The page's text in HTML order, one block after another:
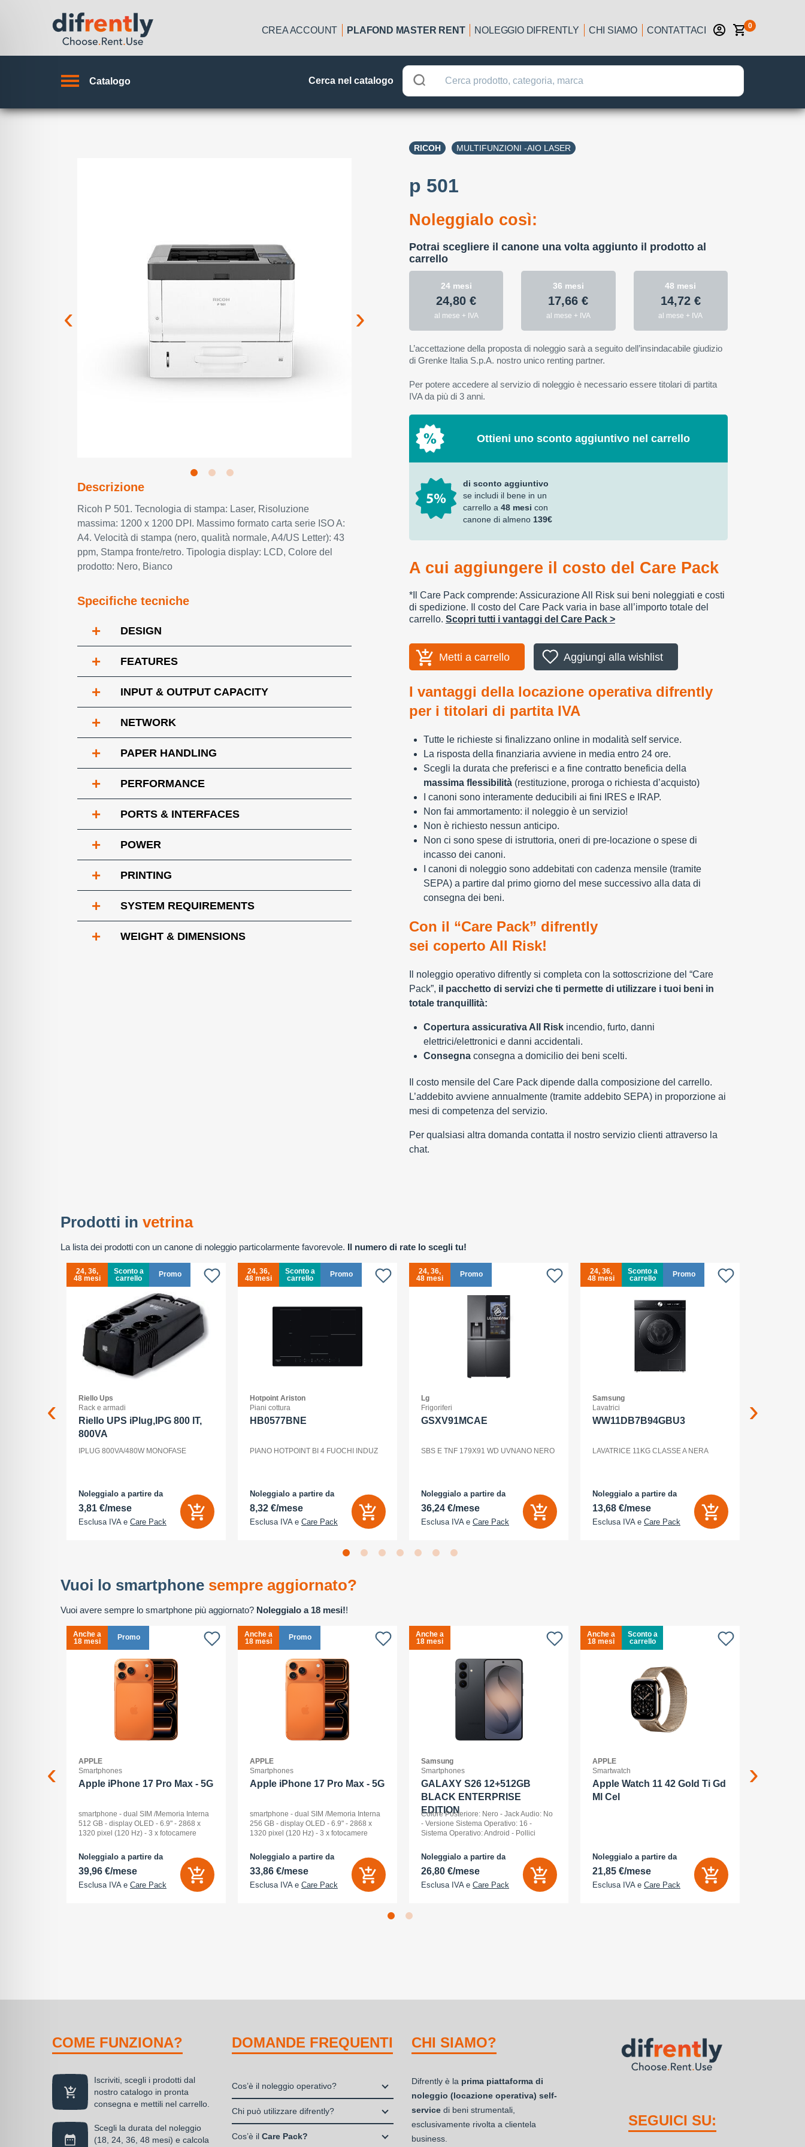
CREA ACCOUNT PLAFOND MASTER RENT NOLEGGIO DIFRENTLY CHI SIAMO CONTATTACI 0
Catalogo Cerca nel catalogo
Descrizione
Ricoh P 501. Tecnologia di stampa: Laser, Risoluzione
massima: 1200 x 1200 DPI. Massimo formato carta serie ISO A:
A4. Velocità di stampa (nero, qualità normale, A4/US Letter): 43
ppm, Stampa fronte/retro. Tipologia display: LCD, Colore del
prodotto: Nero, Bianco
Specifiche tecniche
+ DESIGN
+ FEATURES
+ INPUT & OUTPUT CAPACITY
+ NETWORK
+ PAPER HANDLING
+ PERFORMANCE
+ PORTS & INTERFACES
+ POWER
+ PRINTING
+ SYSTEM REQUIREMENTS
+ WEIGHT & DIMENSIONS
RICOH MULTIFUNZIONI -AIO LASER
p 501
Noleggialo così:
Potrai scegliere il canone una volta aggiunto il prodotto al
carrello
24 mesi
24,80 €
al mese + IVA
36 mesi
17,66 €
al mese + IVA
48 mesi
14,72 €
al mese + IVA
L’accettazione della proposta di noleggio sarà a seguito dell’insindacabile giudizio
di Grenke Italia S.p.A. nostro unico renting partner.
Per potere accedere al servizio di noleggio è necessario essere titolari di partita
IVA da più di 3 anni.
Ottieni uno sconto aggiuntivo nel carrello
di sconto aggiuntivo
se includi il bene in un
carrello a 48 mesi con
canone di almeno 139€
A cui aggiungere il costo del Care Pack
*Il Care Pack comprende: Assicurazione All Risk sui beni noleggiati e costi
di spedizione. Il costo del Care Pack varia in base all’importo totale del
carrello. Scopri tutti i vantaggi del Care Pack >
Metti a carrello Aggiungi alla wishlist
I vantaggi della locazione operativa difrently
per i titolari di partita IVA
Tutte le richieste si finalizzano online in modalità self service.
La risposta della finanziaria avviene in media entro 24 ore.
Scegli la durata che preferisci e a fine contratto beneficia della
massima flessibilità(restituzione, proroga o richiesta d’acquisto)
I canoni sono interamente deducibili ai fini IRES e IRAP.
Non fai ammortamento: il noleggio è un servizio!
Non è richiesto nessun anticipo.
Non ci sono spese di istruttoria, oneri di pre-locazione o spese di
incasso dei canoni.
I canoni di noleggio sono addebitati con cadenza mensile (tramite
SEPA) a partire dal primo giorno del mese successivo alla data di
consegna dei beni.
Con il “Care Pack” difrently
sei coperto All Risk!
Il noleggio operativo difrently si completa con la sottoscrizione del “Care
Pack”, il pacchetto di servizi che ti permette di utilizzare i tuoi beni in
totale tranquillità:
Copertura assicurativa All Riskincendio, furto, danni
elettrici/elettronici e danni accidentali.
Consegnaconsegna a domicilio dei beni scelti.
Il costo mensile del Care Pack dipende dalla composizione del carrello.
L’addebito avviene annualmente (tramite addebito SEPA) in proporzione ai
mesi di competenza del servizio.
Per qualsiasi altra domanda contatta il nostro servizio clienti attraverso la
chat.
Prodotti in vetrina
La lista dei prodotti con un canone di noleggio particolarmente favorevole. Il numero di rate lo scegli tu!
24, 36,
48 mesi
Sconto a
carrello
Promo
Riello Ups
Rack e armadi
Riello UPS iPlug,IPG 800 IT,
800VA
IPLUG 800VA/480W MONOFASE
Noleggialo a partire da
3,81 €/mese
Esclusa IVA e Care Pack
24, 36,
48 mesi
Sconto a
carrello
Promo
Hotpoint Ariston
Piani cottura
HB0577BNE
PIANO HOTPOINT BI 4 FUOCHI INDUZ
Noleggialo a partire da
8,32 €/mese
Esclusa IVA e Care Pack
24, 36,
48 mesi
Promo
Lg
Frigoriferi
GSXV91MCAE
SBS E TNF 179X91 WD UVNANO NERO
Noleggialo a partire da
36,24 €/mese
Esclusa IVA e Care Pack
24, 36,
48 mesi
Sconto a
carrello
Promo
Samsung
Lavatrici
WW11DB7B94GBU3
LAVATRICE 11KG CLASSE A NERA
Noleggialo a partire da
13,68 €/mese
Esclusa IVA e Care Pack
Vuoi lo smartphone sempre aggiornato?
Vuoi avere sempre lo smartphone più aggiornato? Noleggialo a 18 mesi!!
Anche a
18 mesi
Promo
APPLE
Smartphones
Apple iPhone 17 Pro Max - 5G
smartphone - dual SIM /Memoria Interna
512 GB - display OLED - 6.9" - 2868 x
1320 pixel (120 Hz) - 3 x fotocamere
camera 18 Megapixel - arancione
cosmico
Noleggialo a partire da
39,96 €/mese
Esclusa IVA e Care Pack
Anche a
18 mesi
Promo
APPLE
Smartphones
Apple iPhone 17 Pro Max - 5G
smartphone - dual SIM /Memoria Interna
256 GB - display OLED - 6.9" - 2868 x
1320 pixel (120 Hz) - 3 x fotocamere
camera 18 Megapixel - arancione
cosmico
Noleggialo a partire da
33,86 €/mese
Esclusa IVA e Care Pack
Anche a
18 mesi
Samsung
Smartphones
GALAXY S26 12+512GB
BLACK ENTERPRISE
EDITION
Colore Posteriore: Nero - Jack Audio: No
- Versione Sistema Operativo: 16 -
Sistema Operativo: Android - Pollici
- Memoria Interna (ROM): 512 GB -
Espandibile fino a: 0 GB - Dual Sim: Sì
Noleggialo a partire da
26,80 €/mese
Esclusa IVA e Care Pack
Anche a
18 mesi
Sconto a
carrello
APPLE
Smartwatch
Apple Watch 11 42 Gold Ti Gd
Ml Cel
Noleggialo a partire da
21,85 €/mese
Esclusa IVA e Care Pack
COME FUNZIONA?
Iscriviti, scegli i prodotti dal
nostro catalogo in pronta
consegna e mettili nel carrello.
Scegli la durata del noleggio
(18, 24, 36, 48 mesi) e calcola
DOMANDE FREQUENTI
Cos’è il noleggio operativo?
Il noleggio, o locazione operativa, è una
disponibilità di un bene strumentale utile
Chi può utilizzare difrently?
Liberi Professionisti e Studi Associati
Cos’è il Care Pack?
CHI SIAMO?
Difrently è la prima piattaforma di
noleggio (locazione operativa) self-
service di beni strumentali,
esclusivamente rivolta a clientela
business.
SEGUICI SU: